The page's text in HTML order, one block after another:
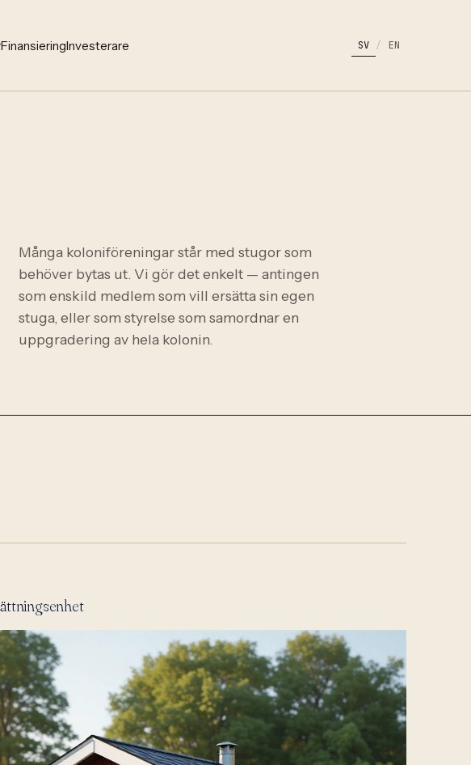
FinansieringInvesterare SV / EN
Många koloniföreningar står med stugor som
behöver bytas ut. Vi gör det enkelt — antingen
som enskild medlem som vill ersätta sin egen
stuga, eller som styrelse som samordnar en
uppgradering av hela kolonin.